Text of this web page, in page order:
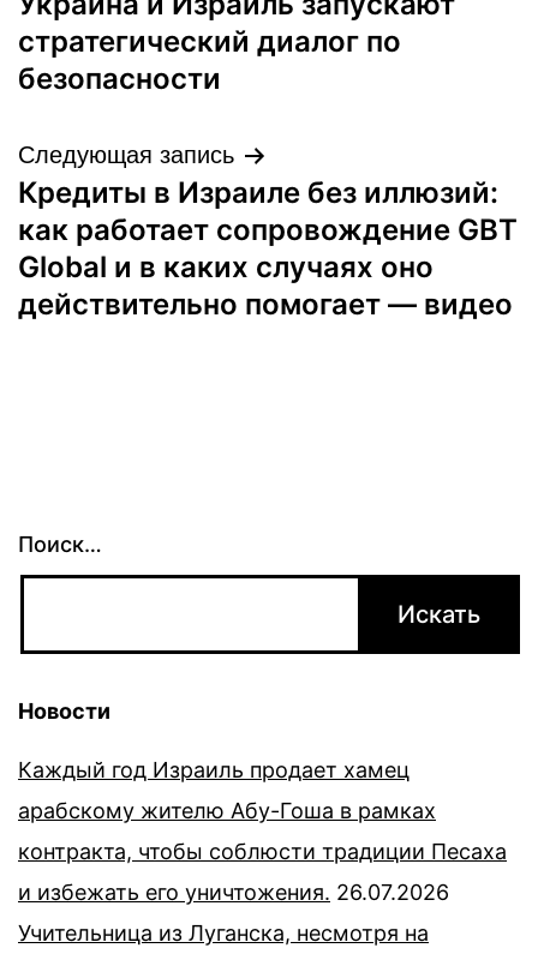
по
записям
стратегический диалог по
безопасности
Следующая запись
Кредиты в Израиле без иллюзий:
как работает сопровождение GBT
Global и в каких случаях оно
действительно помогает — видео
Поиск…
Новости
Каждый год Израиль продает хамец
арабскому жителю Абу-Гоша в рамках
контракта, чтобы соблюсти традиции Песаха
и избежать его уничтожения. 26.07.2026
Учительница из Луганска, несмотря на